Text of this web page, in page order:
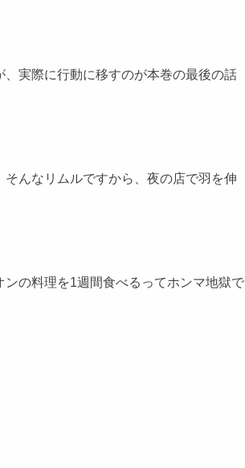
実際に行動に移すのが本巻の最後の話
んなリムルですから、夜の店で羽を伸
の料理を1週間食べるってホンマ地獄で